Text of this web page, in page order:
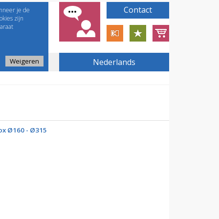
je de
zijn
Weigeren Nederlands
Contact
Ø160 - Ø315